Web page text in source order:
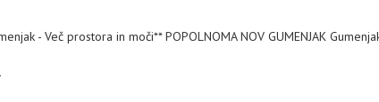
- Več prostora in moči** POPOLNOMA NOV GUMENJAK